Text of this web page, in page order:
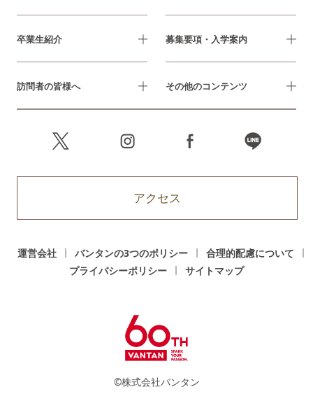
卒業生紹介 募集要項・入学案内
訪問者の皆様へ その他のコンテンツ
アクセス
運営会社 バンタンの3つのポリシー
合理的配慮について
プライバシーポリシー
サイトマップ
©株式会社バンタン